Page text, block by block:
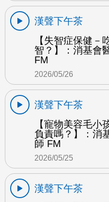
漢聲下午茶
【失智症保健－
智？】：消基會
FM
2026/05/26
漢聲下午茶
【寵物美容毛小
負責嗎？】：消
師 FM
2026/05/25
漢聲下午茶